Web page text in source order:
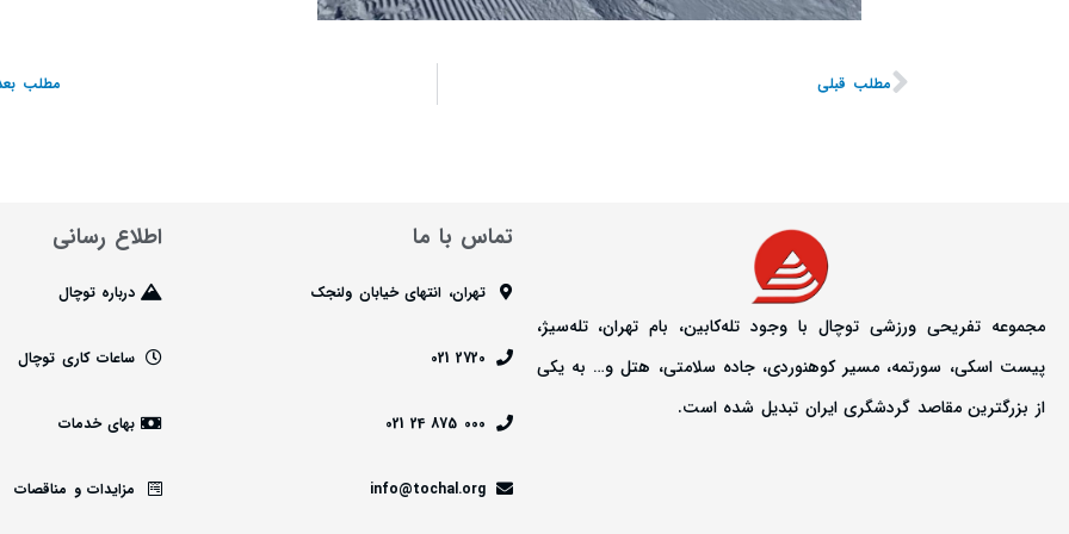
مطلب قبلی مطلب
مجموعه تفریحی ورزشی توچال با وجود تله‌کابین، بام تهران، تله‌سیژ،
پیست اسکی، سورتمه، مسیر کوهنوردی، جاده سلامتی، هتل و… به یکی
از بزرگترین مقاصد گردشگری ایران تبدیل شده است.
تماس با ما
تهران، انتهای خیابان ولنجک
2720 021
000 875 24 021
info@tochal.org
اطلاع رسانی
درباره توچال
ساعات کاری توچال
بهای خدمات
مزایدات و مناقصات